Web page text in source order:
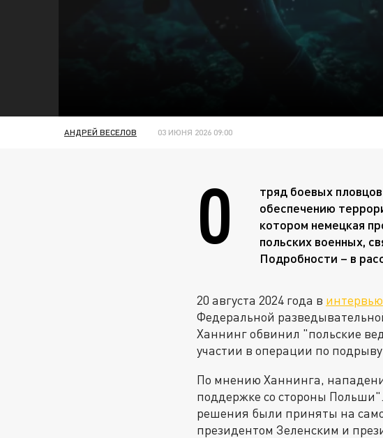
АНДРЕЙ ВЕСЕЛОВ 03 ИЮНЯ 2026 09:00
О
тряд боевых
обеспечению
котором немецкая
польских военных,
Подробности – в
20 августа 2024 года в интервью
Федеральной
Ханнинг обвинил "польские
участии в операции по
По мнению Ханнинга,
поддержке со стороны
решения были приняты на
президентом Зеленским и